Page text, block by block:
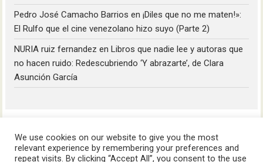
Pedro José Camacho Barrios en¡Diles que no me maten!»:
El Rulfo que el cine venezolano hizo suyo (Parte 2)
NURIA ruiz fernandez enLibros que nadie lee y autoras que
no hacen ruido: Redescubriendo ‘Y abrazarte’, de Clara
Asunción García
We use cookies on our website to give you the most
relevant experience by remembering your preferences and
repeat visits. By clicking “Accept All”, you consent to the use